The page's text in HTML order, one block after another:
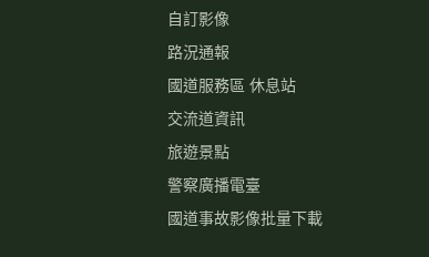
自訂影像
路況通報
國道服務區 休息站
交流道資訊
旅遊景點
警察廣播電臺
國道事故影像批量下載